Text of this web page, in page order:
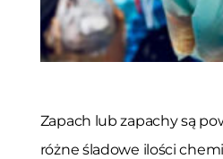
Zapach lub zapachy są
różne śladowe ilości